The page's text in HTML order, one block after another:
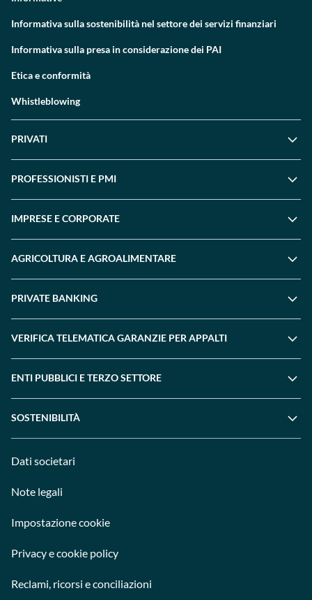
Informativa sulla sostenibilità nel settore dei servizi finanziari
Informativa sulla presa in considerazione dei PAI
Etica e conformità
Whistleblowing
PRIVATI
PROFESSIONISTI E PMI
IMPRESE E CORPORATE
AGRICOLTURA E AGROALIMENTARE
PRIVATE BANKING
VERIFICA TELEMATICA GARANZIE PER APPALTI
ENTI PUBBLICI E TERZO SETTORE
SOSTENIBILITÀ
Dati societari
Note legali
Impostazione cookie
Privacy e cookie policy
Reclami, ricorsi e conciliazioni